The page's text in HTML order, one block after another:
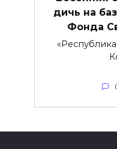
дичь на
Фонда